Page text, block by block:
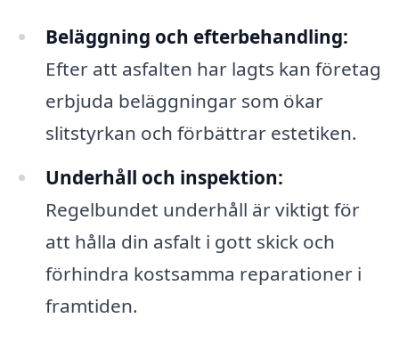
Beläggning och efterbehandling:
Efter att asfalten har lagts kan företag
erbjuda beläggningar som ökar
slitstyrkan och förbättrar estetiken.
Underhåll och inspektion:
Regelbundet underhåll är viktigt för
att hålla din asfalt i gott skick och
förhindra kostsamma reparationer i
framtiden.